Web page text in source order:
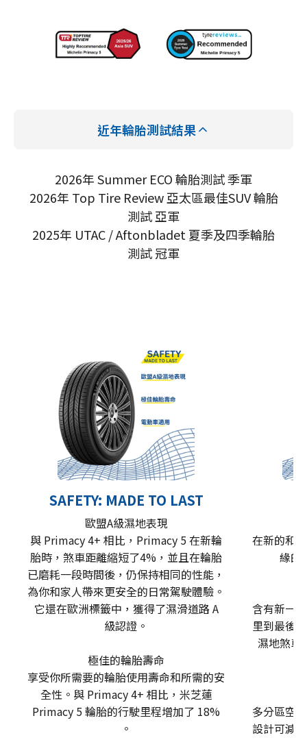
近年輪胎測試結果
2026年 Summer ECO 輪胎測試 季軍
2026年 Top Tire Review 亞太區最佳SUV 輪胎
測試 亞軍
2025年 UTAC / Aftonbladet 夏季及四季輪胎
測試 冠軍
SAFETY: MADE TO LAST
歐盟A級濕地表現
與 Primacy 4+ 相比，Primacy 5 在新輪
胎時，煞車距離縮短了4%，並且在輪胎
已磨耗一段時間後，仍保持相同的性能，
為你和家人帶來更安全的日常駕駛體驗。
它還在歐洲標籤中，獲得了濕滑道路 A
級認證。
極佳的輪胎壽命
享受你所需要的輪胎使用壽命和所需的安
全性。與 Primacy 4+ 相比，米芝蓮
Primacy 5 輪胎的行駛里程增加了 18%
。
在新的和
緣的
含有新一
里到最後
濕地煞車
多分區空
設計可減